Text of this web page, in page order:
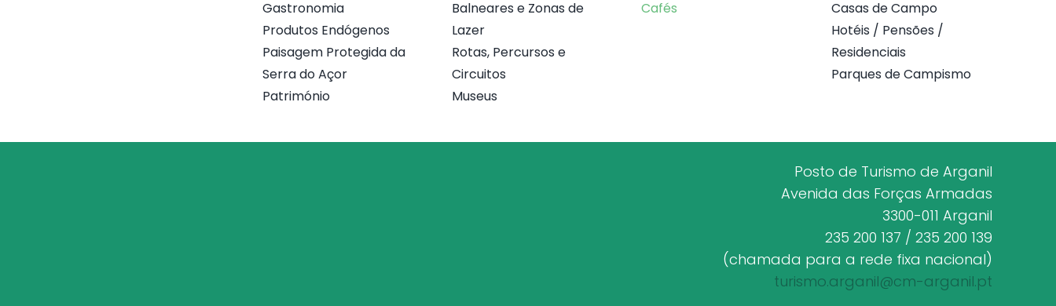
Gastronomia
Produtos Endógenos
Paisagem Protegida da
Serra do Açor
Património
Balneares e Zonas de
Lazer
Rotas, Percursos e
Circuitos
Museus
Cafés
Casas de Campo
Hotéis / Pensões /
Residenciais
Parques de Campismo
Posto de Turismo de Arganil
Avenida das Forças Armadas
3300-011 Arganil
235 200 137 / 235 200 139
(chamada para a rede fixa nacional)
turismo.arganil@cm-arganil.pt